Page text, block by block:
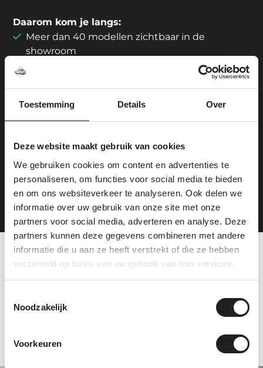
Toestemming Details Over
Deze website maakt gebruik van cookies
We gebruiken cookies om content en advertenties te
personaliseren, om functies voor social media te bieden
en om ons websiteverkeer te analyseren. Ook delen we
informatie over uw gebruik van onze site met onze
partners voor social media, adverteren en analyse. Deze
partners kunnen deze gegevens combineren met andere
informatie die u aan ze heeft verstrekt of die ze hebben
verzameld op basis van uw gebruik van hun services.
Noodzakelijk
Voorkeuren
Daarom kom je langs:
Meer dan 40 modellen zichtbaar in de
showroom
Showroom en montage onder één dak
Centraal gelegen tussen Arnhem en Nijmegen
Ouders kunnen rustig rondkijken; voor
Geen koffie? De koelkast is goed gevuld.
Plan je route
Tevreden klanten over